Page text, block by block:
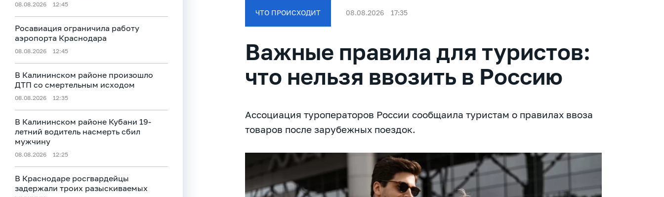
08.08.2026 12:45
Росавиация ограничила работу
аэропорта Краснодара
08.08.2026 12:45
В Калининском районе произошло
ДТП со смертельным исходом
08.08.2026 12:35
В Калининском районе Кубани 19-
летний водитель насмерть сбил
мужчину
08.08.2026 12:25
В Краснодаре росгвардейцы
задержали троих разыскиваемых
ЧТО ПРОИСХОДИТ 08.08.2026 17:35
Важные правила для туристов:
что нельзя ввозить в Россию
Ассоциация туроператоров России сообщаила туристам о правилах ввоза
товаров после зарубежных поездок.